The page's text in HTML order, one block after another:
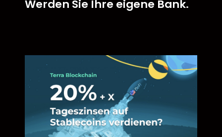
Werden Sie Ihre eigene Bank.